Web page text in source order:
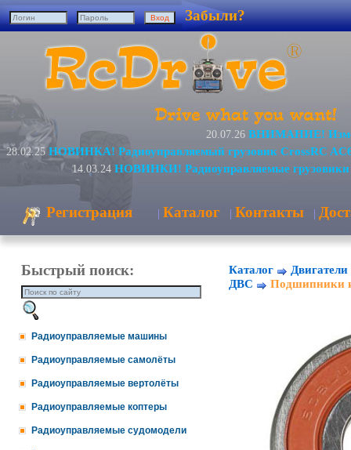
Забыли?
20.07.26 ВНИМАНИЕ!
28.02.25 НОВИНКА! Радиоуправляемый грузовик CrossRC
14.03.24 НОВИНКИ! Радиоуправляемые грузовики
Регистрация | Каталог | Контакты |
Быстрый поиск:
Радиоуправляемые машины
Радиоуправляемые самолёты
Радиоуправляемые вертолёты
Радиоуправляемые коптеры
Радиоуправляемые судомодели
Каталог
ДВС
Подшипники